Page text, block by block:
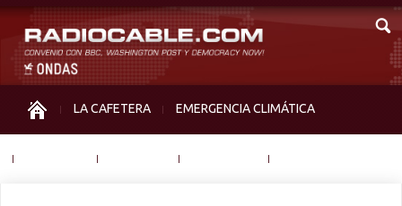
LA CAFETERA EMERGENCIA CLIMÁTICA